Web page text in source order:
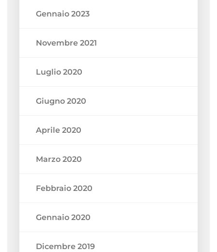
Gennaio 2023
Novembre 2021
Luglio 2020
Giugno 2020
Aprile 2020
Marzo 2020
Febbraio 2020
Gennaio 2020
Dicembre 2019